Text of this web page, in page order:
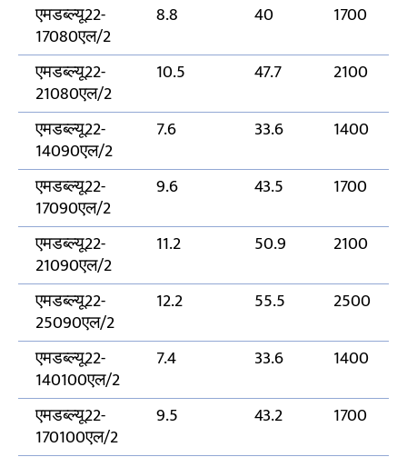
एमडब्ल्यू22-
17080एल/2
8.8 40 1700
एमडब्ल्यू22-
21080एल/2
10.5 47.7 2100
एमडब्ल्यू22-
14090एल/2
7.6 33.6 1400
एमडब्ल्यू22-
17090एल/2
9.6 43.5 1700
एमडब्ल्यू22-
21090एल/2
11.2 50.9 2100
एमडब्ल्यू22-
25090एल/2
12.2 55.5 2500
एमडब्ल्यू22-
140100एल/2
7.4 33.6 1400
एमडब्ल्यू22-
170100एल/2
9.5 43.2 1700